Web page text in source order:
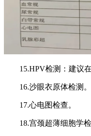
15.HPV检测：建议在
16.沙眼衣原体检测。
17.心电图检查。
18.宫颈超薄细胞学检